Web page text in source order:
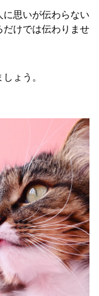
思いが伝わらない
だけでは伝わりませ
ょう。